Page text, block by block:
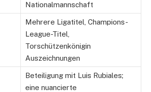
Nationalmannschaft
Mehrere Ligatitel, Champions-
League-Titel,
Torschützenkönigin
Auszeichnungen
Beteiligung mit Luis Rubiales;
eine nuancierte